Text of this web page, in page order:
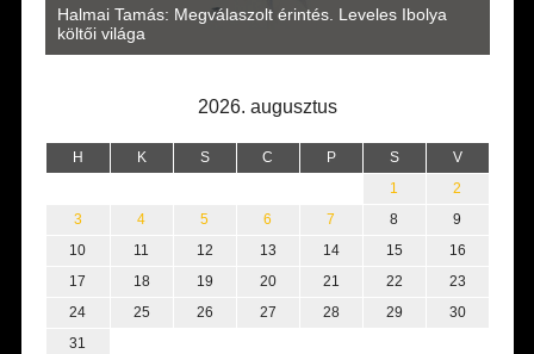
Halmai Tamás: Megválaszolt érintés. Leveles Ibolya
költői világa
2026. augusztus
H K S C P S V
1
2
3
4 5 6 7 8
9
10
11 12 13 14 15
16
17
18 19 20 21 22
23
24
25 26 27 28 29
30
31